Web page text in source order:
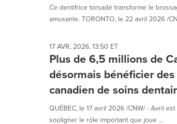
option
is
Ce dentifrice torsadé transforme le
amusante. TORONTO, le 22 avril 2026 /
17 AVR, 2026, 13:50 ET
Plus de 6,5 millions de
désormais bénéficier
canadien de soins
QUÉBEC, le 17 avril 2026 /CNW/ - Avril
souligner le rôle important que joue ...